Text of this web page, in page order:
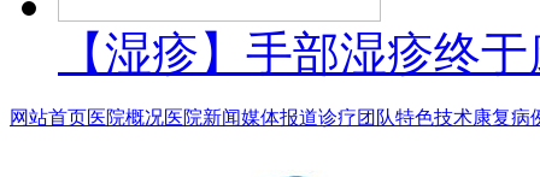
【湿疹】手部湿疹终
网站首页医院概况医院新闻媒体报道诊疗团队特色技术康复病